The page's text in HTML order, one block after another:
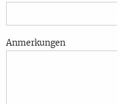
Bitte lasse dieses Feld leer.
Bitte lasse dieses Feld leer.
Anmerkungen